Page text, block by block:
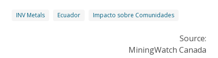
INV Metals Ecuador Impacto sobre Comunidades
Source:
MiningWatch Canada